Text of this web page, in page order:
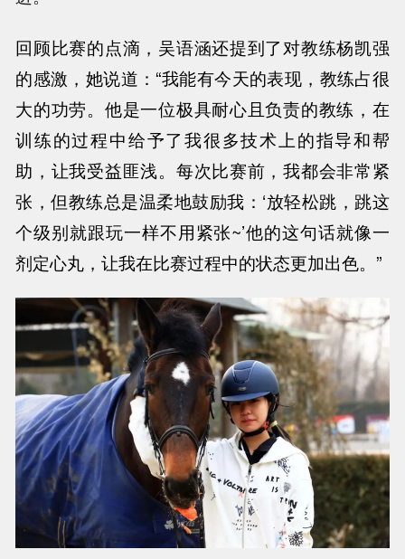
回顾比赛的点滴，吴语涵还提到了对教练杨凯强
的感激，她说道：“我能有今天的表现，教练占很
大的功劳。他是一位极具耐心且负责的教练，在
训练的过程中给予了我很多技术上的指导和帮
助，让我受益匪浅。每次比赛前，我都会非常紧
张，但教练总是温柔地鼓励我：‘放轻松跳，跳这
个级别就跟玩一样不用紧张~’他的这句话就像一
剂定心丸，让我在比赛过程中的状态更加出色。”